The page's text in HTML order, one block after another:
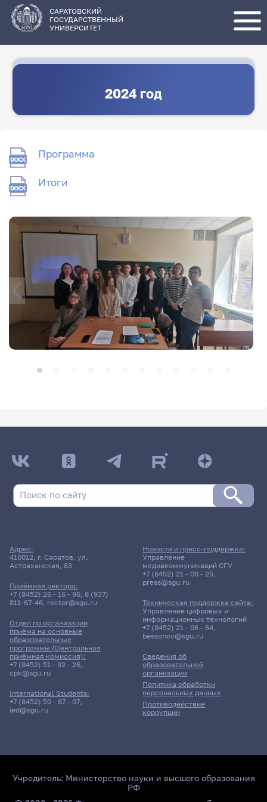
основному
содержанию
САРАТОВСКИЙ
ГОСУДАРСТВЕННЫЙ
УНИВЕРСИТЕТ
2024 год
Программа
Итоги
Адрес:
410012, г. Саратов, ул.
Астраханская, 83
Приёмная ректора:
+7 (8452) 26 - 16 - 96, 8 (937)
811-67-46, rector@sgu.ru
Отдел по организации
приёма на основные
образовательные
программы (Центральная
приёмная комиссия):
+7 (8452) 51 - 92 - 26,
cpk@sgu.ru
International Students:
+7 (8452) 50 - 87 - 07,
ied@sgu.ru
Сведения об
образовательной
организации
Политика обработки
персональных данных
Противодействие
коррупции
Новости и пресс-поддержка:
Управление
медиакоммуникаций СГУ
+7 (8452) 21 - 06 - 25,
press@sgu.ru
Техническая поддержка сайта:
Управление цифровых и
информационных технологий
+7 (8452) 21 - 06 - 64,
bessonov@sgu.ru
Учредитель: Министерство науки и высшего образования
РФ